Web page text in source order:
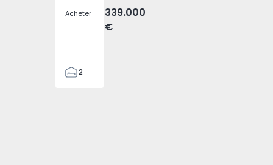
Acheter
339.000
€
2